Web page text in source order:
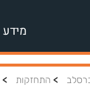
מידע
> התחזקות >